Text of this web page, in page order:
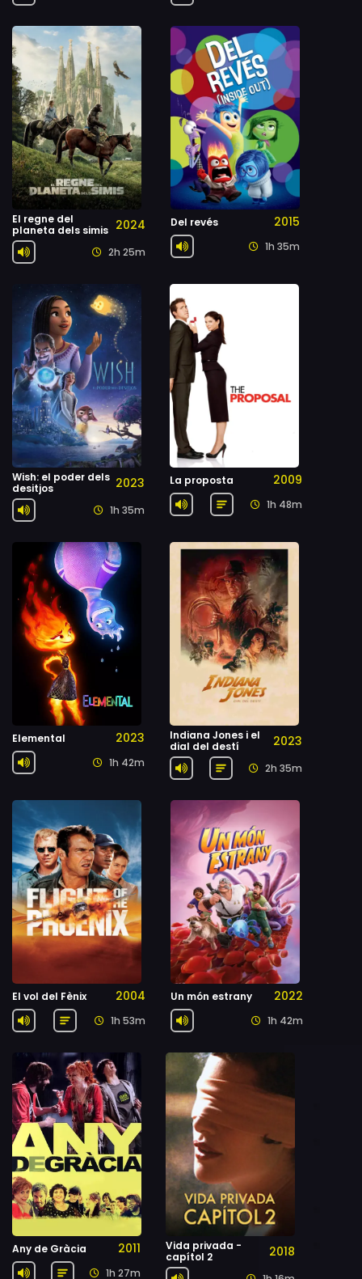
El regne del
planeta dels simis 2024
2h 25m
Del revés 2015
1h 35m
Wish: el poder dels
desitjos
2023
1h 35m
La proposta 2009
1h 48m
Elemental 2023
1h 42m
Indiana Jones i el
dial del destí
2023
2h 35m
El vol del Fènix 2004
1h 53m
Un món estrany 2022
1h 42m
Any de Gràcia 2011
1h 27m
Vida privada -
capítol 2
2018